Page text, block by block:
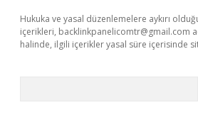
Hukuka ve yasal düzenlemelere aykırı
içerikleri, backlinkpanelicomtr@gmail.com
halinde, ilgili içerikler yasal süre içerisinde